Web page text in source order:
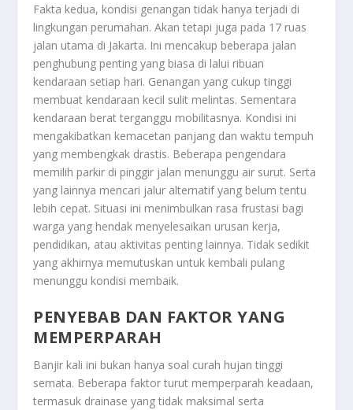
Fakta kedua, kondisi genangan tidak hanya terjadi di
lingkungan perumahan. Akan tetapi juga pada 17 ruas
jalan utama di Jakarta. Ini mencakup beberapa jalan
penghubung penting yang biasa di lalui ribuan
kendaraan setiap hari. Genangan yang cukup tinggi
membuat kendaraan kecil sulit melintas. Sementara
kendaraan berat terganggu mobilitasnya. Kondisi ini
mengakibatkan kemacetan panjang dan waktu tempuh
yang membengkak drastis. Beberapa pengendara
memilih parkir di pinggir jalan menunggu air surut. Serta
yang lainnya mencari jalur alternatif yang belum tentu
lebih cepat. Situasi ini menimbulkan rasa frustasi bagi
warga yang hendak menyelesaikan urusan kerja,
pendidikan, atau aktivitas penting lainnya. Tidak sedikit
yang akhirnya memutuskan untuk kembali pulang
menunggu kondisi membaik.
PENYEBAB DAN FAKTOR YANG
MEMPERPARAH
Banjir kali ini bukan hanya soal curah hujan tinggi
semata. Beberapa faktor turut memperparah keadaan,
termasuk drainase yang tidak maksimal serta